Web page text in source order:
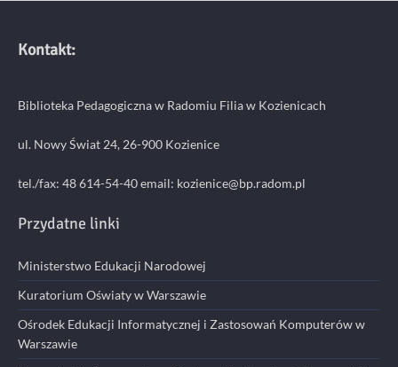
Kontakt:
Biblioteka Pedagogiczna w Radomiu Filia w Kozienicach
ul. Nowy Świat 24, 26-900 Kozienice
tel./fax: 48 614-54-40 email: kozienice@bp.radom.pl
Przydatne linki
Ministerstwo Edukacji Narodowej
Kuratorium Oświaty w Warszawie
Ośrodek Edukacji Informatycznej i Zastosowań Komputerów w
Warszawie